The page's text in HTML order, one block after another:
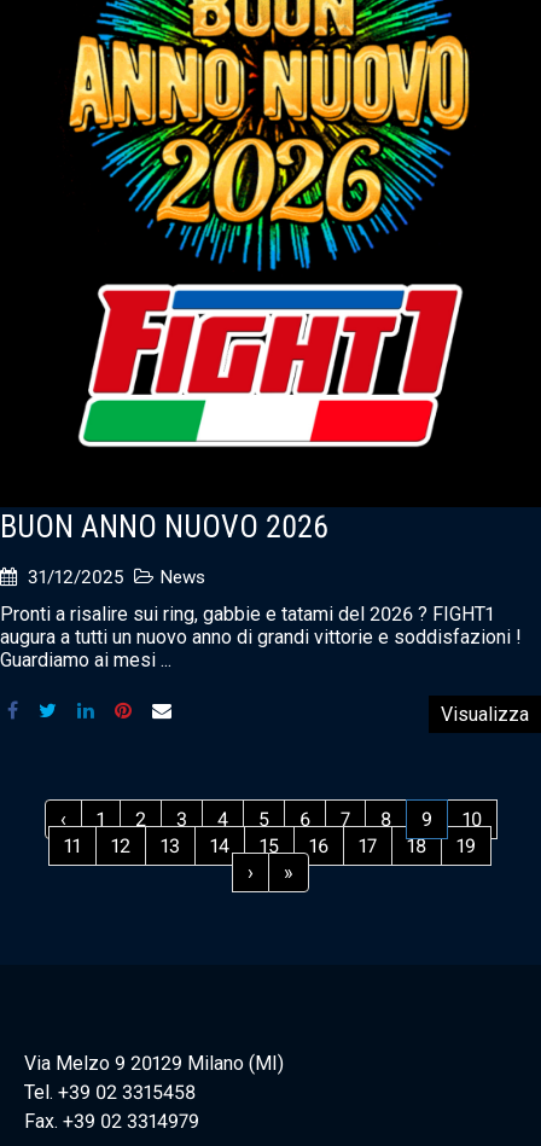
BUON ANNO NUOVO 2026
31/12/2025 News
Pronti a risalire sui ring, gabbie e tatami del 2026 ? FIGHT1
augura a tutti un nuovo anno di grandi vittorie e soddisfazioni !
Guardiamo ai mesi ...
Visualizza
‹ 1 2 3 4 5 6 7 8 9
10
11
12 13 14 15 16 17 18
19
›
»
Via Melzo 9 20129 Milano (MI)
Tel. +39 02 3315458
Fax. +39 02 3314979